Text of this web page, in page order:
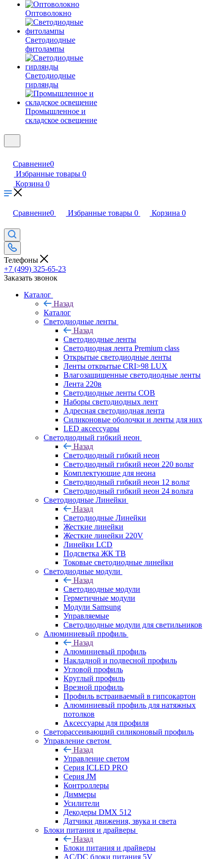
Оптоволокно
Светодиодные
фитолампы
Светодиодные
гирлянды
Промышленное и
складское освещение
Сравнение0
Избранные товары 0
Корзина 0
Сравнение0 Избранные товары 0 Корзина 0
Телефоны
+7 (499) 325-65-23
Заказать звонок
Каталог
Назад
Каталог
Светодиодные ленты
Назад
Светодиодные ленты
Светодиодная лента Premium class
Открытые светодиодные ленты
Ленты открытые CRI>98 LUX
Влагозащищенные светодиодные ленты
Лента 220в
Светодиодные ленты COB
Наборы светодиодных лент
Адресная светодиодная лента
Силиконовые оболочки и ленты для них
LED аксессуары
Светодиодный гибкий неон
Назад
Светодиодный гибкий неон
Светодиодный гибкий неон 220 вольт
Комплектующие для неона
Светодиодный гибкий неон 12 вольт
Светодиодный гибкий неон 24 вольта
Светодиодные Линейки
Назад
Светодиодные Линейки
Жесткие линейки
Жесткие линейки 220V
Линейки LCD
Подсветка ЖК ТВ
Токовые светодиодные линейки
Светодиодные модули
Назад
Светодиодные модули
Герметичные модули
Модули Samsung
Управляемые
Светодиодные модули для светильников
Алюминиевый профиль
Назад
Алюминиевый профиль
Накладной и подвесной профиль
Угловой профиль
Круглый профиль
Врезной профиль
Профиль встраиваемый в гипсокартон
Алюминиевый профиль для натяжных
потолков
Аксессуары для профиля
Светорассеивающий силиконовый профиль
Управление светом
Назад
Управление светом
Серия ICLED PRO
Серия JM
Контроллеры
Диммеры
Усилители
Декодеры DMX 512
Датчики движения, звука и света
Блоки питания и драйверы
Назад
Блоки питания и драйверы
AC/DC блоки питания 5V